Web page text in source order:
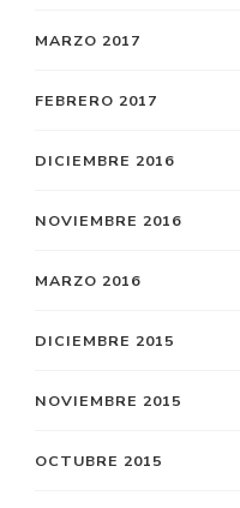
MARZO 2017
FEBRERO 2017
DICIEMBRE 2016
NOVIEMBRE 2016
MARZO 2016
DICIEMBRE 2015
NOVIEMBRE 2015
OCTUBRE 2015